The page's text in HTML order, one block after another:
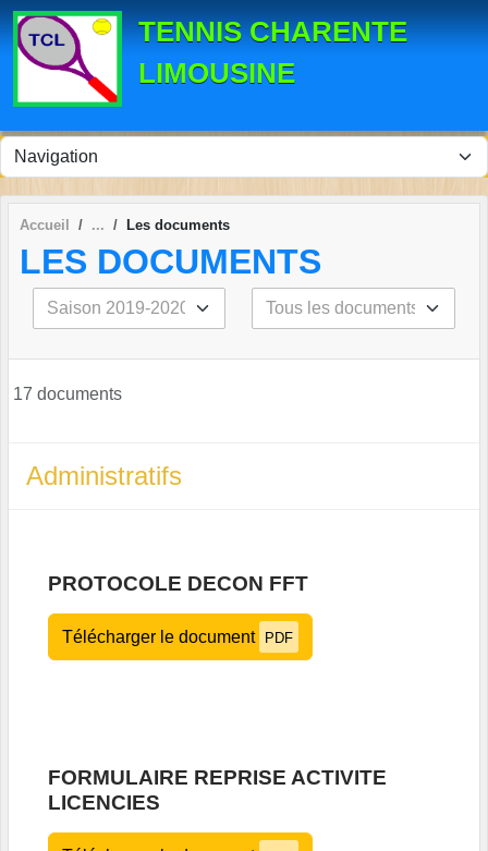
TENNIS CHARENTE
LIMOUSINE
Accueil Les documents
LES DOCUMENTS
17 documents
Administratifs
PROTOCOLE DECON FFT
Télécharger le document PDF
FORMULAIRE REPRISE ACTIVITE
LICENCIES
Panneau de gestion des cookies